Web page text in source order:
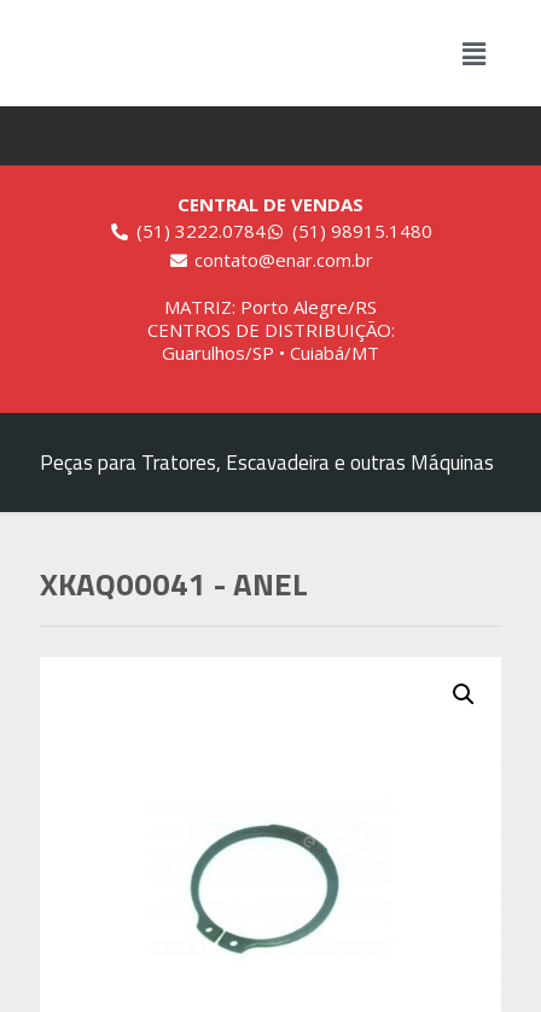
CENTRAL DE VENDAS
(51) 3222.0784
(51) 98915.1480
contato@enar.com.br
MATRIZ: Porto Alegre/RS
CENTROS DE DISTRIBUIÇÃO:
Guarulhos/SP • Cuiabá/MT
Peças para Tratores, Escavadeira e outras Máquinas
XKAQ00041 - ANEL